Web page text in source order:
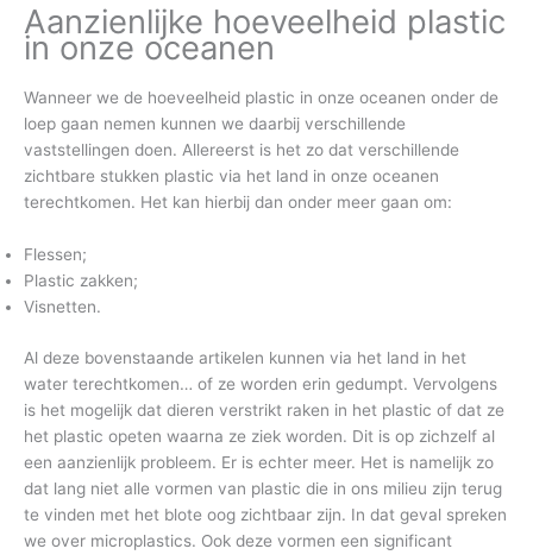
Aanzienlijke hoeveelheid plastic
in onze oceanen
Wanneer we de hoeveelheid plastic in onze oceanen onder de
loep gaan nemen kunnen we daarbij verschillende
vaststellingen doen. Allereerst is het zo dat verschillende
zichtbare stukken plastic via het land in onze oceanen
terechtkomen. Het kan hierbij dan onder meer gaan om:
Flessen;
Plastic zakken;
Visnetten.
Al deze bovenstaande artikelen kunnen via het land in het
water terechtkomen… of ze worden erin gedumpt. Vervolgens
is het mogelijk dat dieren verstrikt raken in het plastic of dat ze
het plastic opeten waarna ze ziek worden. Dit is op zichzelf al
een aanzienlijk probleem. Er is echter meer. Het is namelijk zo
dat lang niet alle vormen van plastic die in ons milieu zijn terug
te vinden met het blote oog zichtbaar zijn. In dat geval spreken
we over microplastics. Ook deze vormen een significant